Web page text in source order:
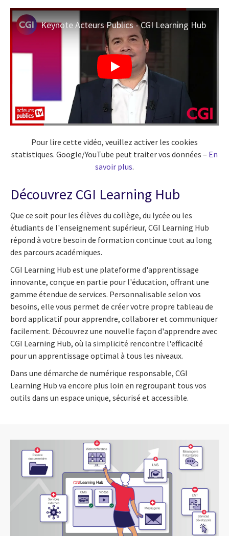
Découvrez CGI Learning Hub
Que ce soit pour les élèves du collège, du lycée ou les
étudiants de l'enseignement supérieur, CGI Learning Hub
répond à votre besoin de formation continue tout au long
des parcours académiques.
CGI Learning Hub est une plateforme d'apprentissage
innovante, conçue en partie pour l'éducation, offrant une
gamme étendue de services. Personnalisable selon vos
besoins, elle vous permet de créer votre propre tableau de
bord applicatif pour apprendre, collaborer et communiquer
facilement. Découvrez une nouvelle façon d'apprendre avec
CGI Learning Hub, où la simplicité rencontre l'efficacité
pour un apprentissage optimal à tous les niveaux.
Dans une démarche de numérique responsable, CGI
Learning Hub va encore plus loin en regroupant tous vos
outils dans un espace unique, sécurisé et accessible.
Keynote Acteurs Publics - CGI Learning Hub
Pour lire cette vidéo, veuillez activer les cookies
statistiques. Google/YouTube peut traiter vos données – En
savoir plus.